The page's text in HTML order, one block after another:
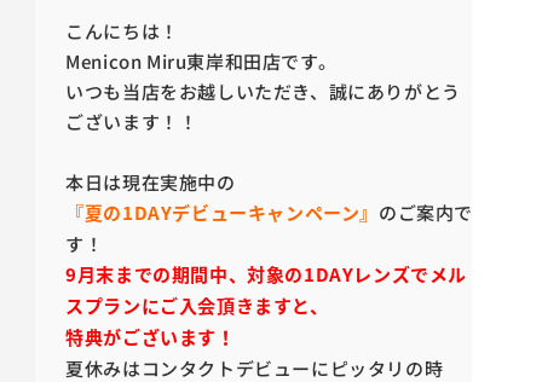
こんにちは！
Menicon Miru東岸和田店です。
いつも当店をお越しいただき、誠にありがとう
ございます！！
本日は現在実施中の
『夏の1DAYデビューキャンペーン』 のご案内で
す！
9月末までの期間中、対象の1DAYレンズでメル
スプランにご入会頂きますと、
特典がございます！
夏休みはコンタクトデビューにピッタリの時